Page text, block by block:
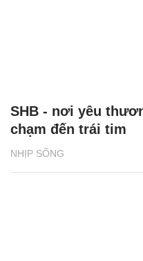
NHỊP SỐNG
SHB - nơi yêu
chạm đến trái tim